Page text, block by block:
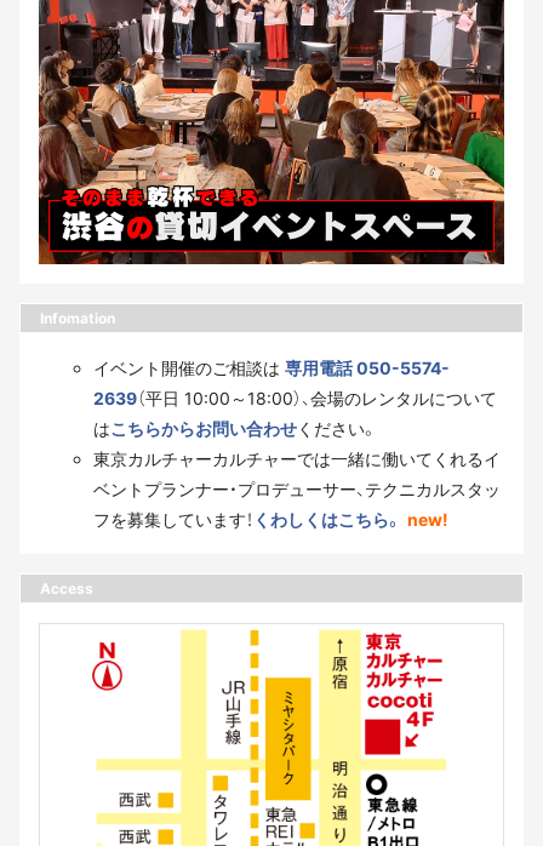
Infomation
イベント開催のご相談は 専用電話 050-5574-
2639（平日 10:00～18:00）、会場のレンタルについて
はこちらからお問い合わせください。
東京カルチャーカルチャーでは一緒に働いてくれるイ
ベントプランナー・プロデューサー、テクニカルスタッ
フを募集しています！ くわしくはこちら。 new!
Access